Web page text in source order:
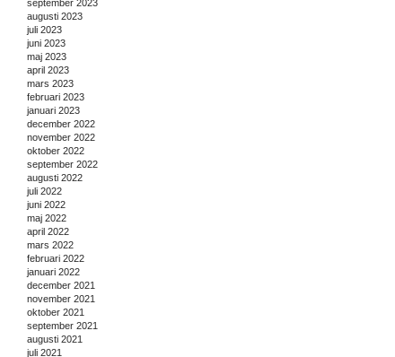
september 2023
augusti 2023
juli 2023
juni 2023
maj 2023
april 2023
mars 2023
februari 2023
januari 2023
december 2022
november 2022
oktober 2022
september 2022
augusti 2022
juli 2022
juni 2022
maj 2022
april 2022
mars 2022
februari 2022
januari 2022
december 2021
november 2021
oktober 2021
september 2021
augusti 2021
juli 2021